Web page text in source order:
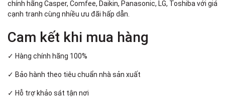
chính hãng Casper, Comfee, Daikin, Panasonic, LG, Toshiba với giá
cạnh tranh cùng nhiều ưu đãi hấp dẫn.
Cam kết khi mua hàng
✓ Hàng chính hãng 100%
✓ Bảo hành theo tiêu chuẩn nhà sản xuất
✓ Hỗ trợ khảo sát tận nơi